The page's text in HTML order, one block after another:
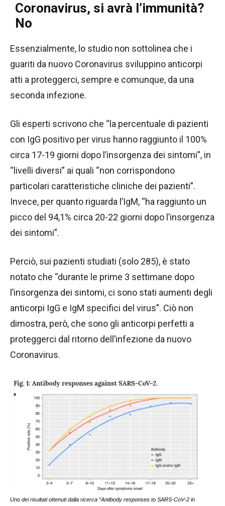
Coronavirus, si avrà l’immunità?
No
Essenzialmente, lo studio non sottolinea che i
guariti da nuovo Coronavirus sviluppino anticorpi
atti a proteggerci, sempre e comunque, da una
seconda infezione.
Gli esperti scrivono che “la percentuale di pazienti
con IgG positivo per virus hanno raggiunto il 100%
circa 17-19 giorni dopo l’insorgenza dei sintomi”, in
“livelli diversi” ai quali “non corrispondono
particolari caratteristiche cliniche dei pazienti”.
Invece, per quanto riguarda l’IgM, “ha raggiunto un
picco del 94,1% circa 20-22 giorni dopo l’insorgenza
dei sintomi”.
Perciò, sui pazienti studiati (solo 285), è stato
notato che “durante le prime 3 settimane dopo
l’insorgenza dei sintomi, ci sono stati aumenti degli
anticorpi IgG e IgM specifici del virus”. Ciò non
dimostra, però, che sono gli anticorpi perfetti a
proteggerci dal ritorno dell’infezione da nuovo
Coronavirus.
Uno dei risultati ottenuti dalla ricerca “Antibody responses to SARS-CoV-2 in